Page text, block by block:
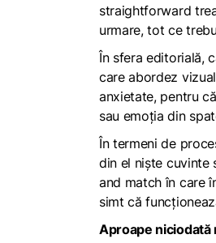
straightforward
urmare, tot ce
În sfera editorială,
care abordez
anxietate, pentru
sau emoția din
În termeni de
din el niște cuvinte
and match în care
simt că
Aproape niciodată